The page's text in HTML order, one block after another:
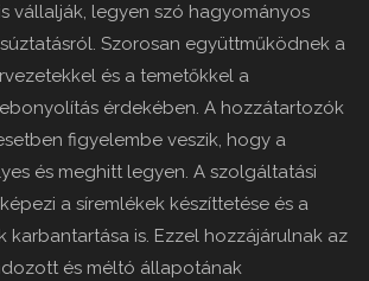
vállalják, legyen szó hagyományos
Szorosan együttműködnek a
és a temetőkkel a
érdekében. A hozzátartozók
figyelembe veszik, hogy a
és meghitt legyen. A szolgáltatási
a síremlékek készíttetése és a
karbantartása is. Ezzel hozzájárulnak az
és méltó állapotának